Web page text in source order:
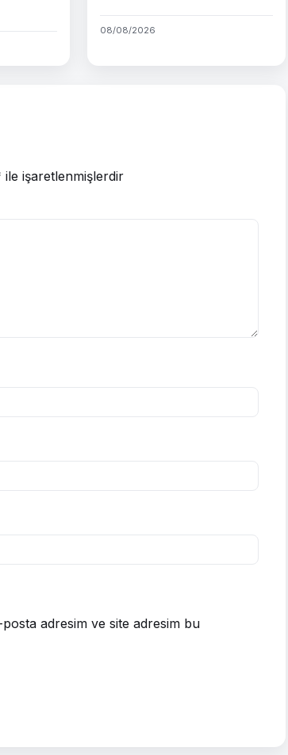
08/08/2026
ile işaretlenmişlerdir
posta adresim ve site adresim bu